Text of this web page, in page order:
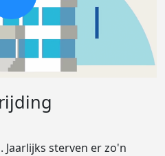
Jaarlijks sterven er zo'n